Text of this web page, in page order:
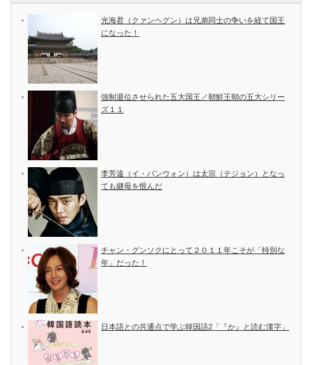
光海君（クァンヘグン）は兄弟同士の争いを経て国王
になった！
強制退位させられた五大国王／朝鮮王朝の五大シリー
ズ１１
李芳遠（イ・バンウォン）は太宗（テジョン）となっ
ても継母を恨んだ
チャン・グンソクにとって２０１１年こそが「特別な
年」だった！
日本語との共通点で学ぶ韓国語2「『か』と読む漢字」